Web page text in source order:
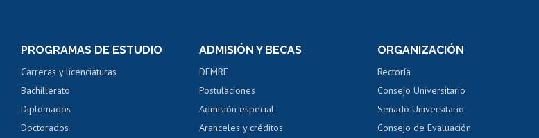
Consulta y certificado de notas
Servicio médico y dental
Pago de arancel y crédito alumnos
Pago de arancel y crédito exalumnos
Perfeccionamiento
Evaluación docente
Calificación académica
Postulación al AUCAI
PROGRAMAS DE ESTUDIO
Carreras y licenciaturas
Bachillerato
Diplomados
Doctorados
ADMISIÓN Y BECAS
DEMRE
Postulaciones
Admisión especial
Aranceles y créditos
ORGANIZACIÓN
Rectoría
Consejo Universitario
Senado Universitario
Consejo de Evaluación